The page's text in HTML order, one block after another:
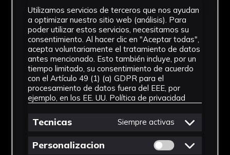
Técnica
Impresión
Materiales
Papel
Ver más
Descargar Ficha
Utilizamos servicios de terceros que nos ayudan
a optimizar nuestro sitio web (análisis). Para
poder utilizar estos servicios, necesitamos su
consentimiento. Al hacer clic en "Aceptar todas",
acepta voluntariamente el tratamiento de datos
antes mencionado. Esto también incluye, por un
tiempo limitado, su consentimiento de acuerdo
con el Artículo 49 (1) (a) GDPR para el
procesamiento de datos fuera del EEE, por
ejemplo, en los EE. UU. Política de privacidad
Tecnicas Siempre activas
Personalizacion Permitir cookies